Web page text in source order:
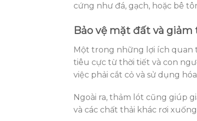
cứng như đá, gạch, hoặc bê
Bảo vệ mặt đất và
Một trong những lợi ích quan
tiêu cực từ thời tiết và con
việc phải cắt cỏ và sử dụng
Ngoài ra, thảm lót cũng giúp
và các chất thải khác rơi